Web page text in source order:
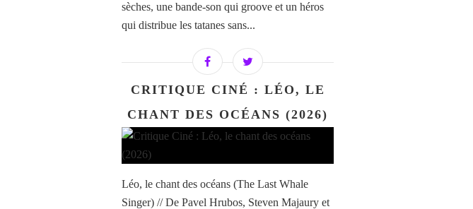
sèches, une bande-son qui groove et un héros
qui distribue les tatanes sans...
CRITIQUE CINÉ : LÉO, LE
CHANT DES OCÉANS (2026)
Léo, le chant des océans (The Last Whale
Singer) // De Pavel Hrubos, Steven Majaury et